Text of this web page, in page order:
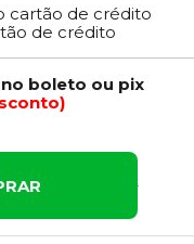
cartão de crédito
de crédito
boleto ou pix